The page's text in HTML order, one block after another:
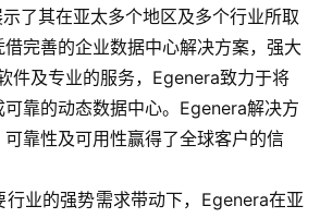
了其在亚太多个地区及多个行业所取
完善的企业数据中心解决方案，强大
件及专业的服务，Egenera致力于将
靠的动态数据中心。Egenera解决方
靠性及可用性赢得了全球客户的信
业的强势需求带动下，Egenera在亚